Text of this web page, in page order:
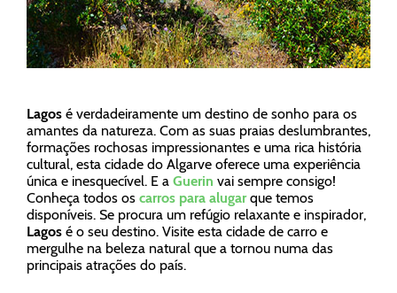
Lagos é verdadeiramente um destino de sonho para os
amantes da natureza. Com as suas praias deslumbrantes,
formações rochosas impressionantes e uma rica história
cultural, esta cidade do Algarve oferece uma experiência
única e inesquecível. E a Guerin vai sempre consigo!
Conheça todos os carros para alugarque temos
disponíveis. Se procura um refúgio relaxante e inspirador,
Lagos é o seu destino. Visite esta cidade de carro e
mergulhe na beleza natural que a tornou numa das
principais atrações do país.